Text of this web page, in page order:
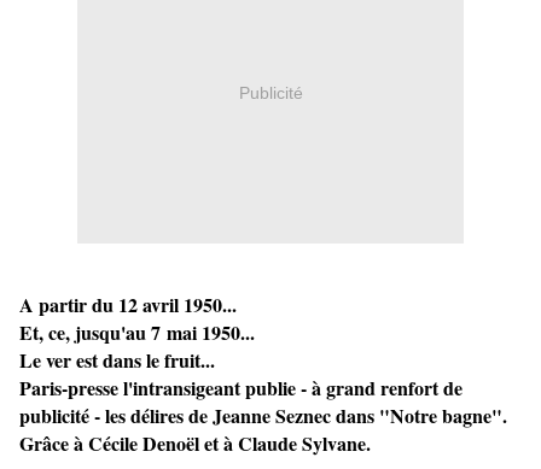
Publicité
A partir du 12 avril 1950...
Et, ce, jusqu'au 7 mai 1950...
Le ver est dans le fruit...
Paris-presse l'intransigeant publie - à grand renfort de
publicité - les délires de Jeanne Seznec dans "Notre bagne".
Grâce à Cécile Denoël et à Claude Sylvane.